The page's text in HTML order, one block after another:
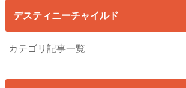
デスティニーチャイルド
カテゴリ記事一覧